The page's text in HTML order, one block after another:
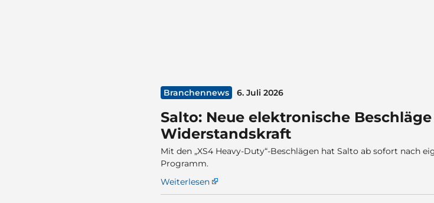
Branchennews 6. Juli 2026
Salto: Neue elektronische
Widerstandskraft
Mit den „XS4 Heavy-Duty“-Beschlägen hat Salto ab sofort nach
Programm.
Weiterlesen